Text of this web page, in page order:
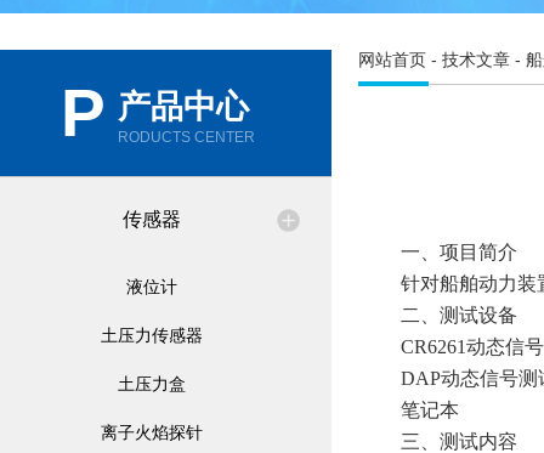
P 产品中心
RODUCTS CENTER
传感器
液位计
土压力传感器
土压力盒
离子火焰探针
网站首页 - 技术文章 -
一、项目简介
针对船舶动力装
二、测试设备
CR6261动态信
DAP动态信号
笔记本
三、测试内容